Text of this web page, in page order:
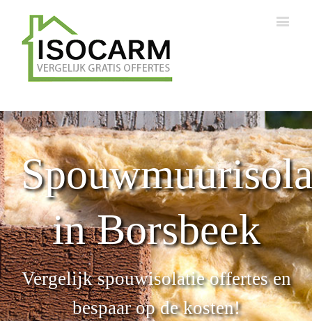
in Borsbeek
Vergelijk spouwisolatie offertes en
bespaar op de kosten!